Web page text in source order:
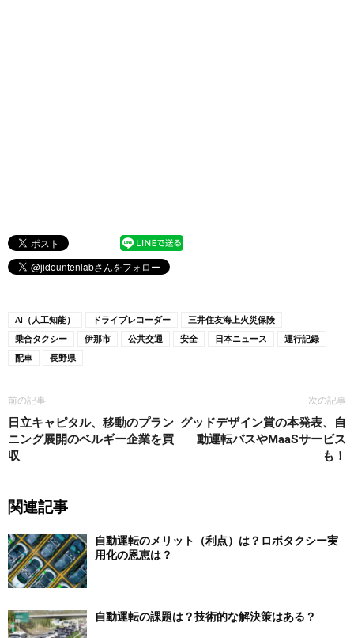
AI（人工知能） ドライブレコーダー
三井住友海上火災保険
乗合タクシー
伊那市 公共交通 安全 日本ニュース
運行記録
配車
長野県
前の記事
日立キャピタル、移動のプラン
ニング展開のベルギー企業を買
収
次の記事
グッドデザイン賞の本発表、自
動運転バスやMaaSサービス
も！
関連記事
自動運転のメリット（利点）は？ロボタクシー実
用化の恩恵は？
自動運転の課題は？技術的な解決策はある？